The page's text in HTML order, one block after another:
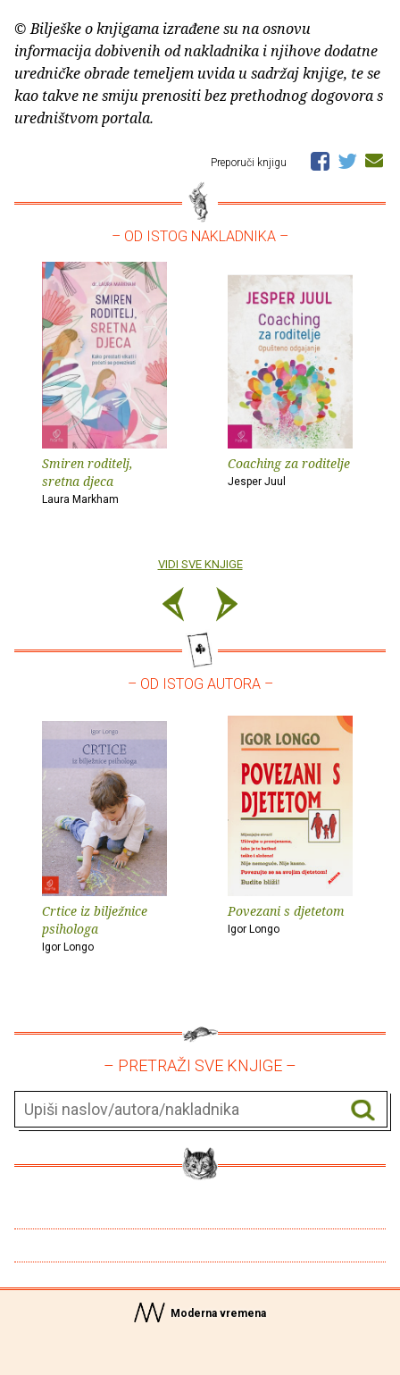
© Bilješke o knjigama izrađene su na osnovu
informacija dobivenih od nakladnika i njihove dodatne
uredničke obrade temeljem uvida u sadržaj knjige, te se
kao takve ne smiju prenositi bez prethodnog dogovora s
uredništvom portala.
Preporuči knjigu
– OD ISTOG NAKLADNIKA –
Smiren roditelj,
sretna djeca
Laura Markham
Coaching za roditelje
Jesper Juul
VIDI SVE KNJIGE
– OD ISTOG AUTORA –
Crtice iz bilježnice
psihologa
Igor Longo
Povezani s djetetom
Igor Longo
– PRETRAŽI SVE KNJIGE –
Moderna vremena